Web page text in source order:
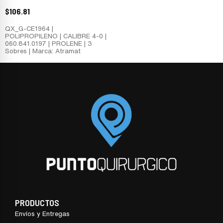
$106.81
QX_G-CE1964 |
POLIPROPILENO | CALIBRE 4-0 |
060.841.0197 | PROLENE | 3
Sobres | Marca: Atramat
PRODUCTOS
Envíos y Entregas